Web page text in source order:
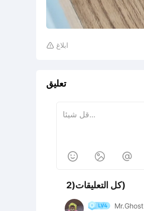
 ابلاغ
تعليق
  
كل التعليقات(2)
Mr.Ghost